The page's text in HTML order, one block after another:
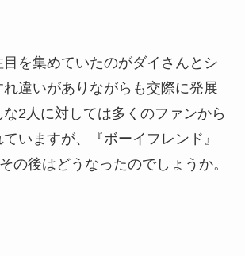
を集めていたのがダイさんとシ
れ違いがありながらも交際に発展
な2人に対しては多くのファンから
いますが、『ボーイフレンド』
の後はどうなったのでしょうか。